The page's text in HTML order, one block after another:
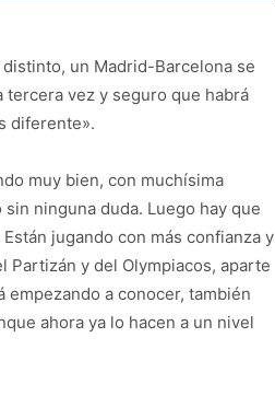
un Madrid-Barcelona se
tercera vez y seguro que habrá
diferente».
muy bien, con muchísima
ninguna duda. Luego hay que
jugando con más confianza y
Partizán y del Olympiacos, aparte
a conocer, también
ahora ya lo hacen a un nivel